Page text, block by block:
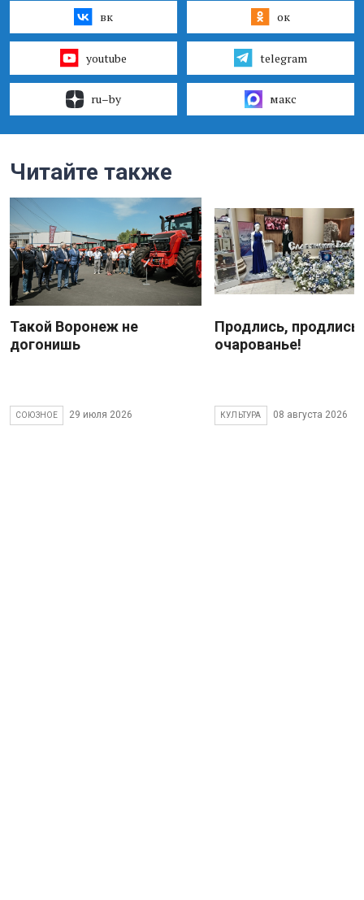
вк ок
youtube telegram
ru–by макс
Читайте также
Такой Воронеж не
догонишь
СОЮЗНОЕ 29 июля 2026
Продлись, продлись
очарованье!
КУЛЬТУРА 08 августа 2026